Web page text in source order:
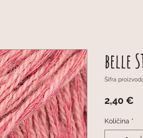
belle
Šifra
2,40 €
Količina *